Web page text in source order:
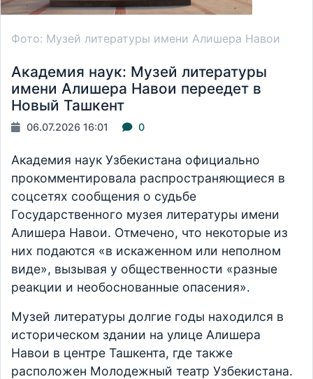
Фото: Музей литературы имени Алишера Навои
Академия наук: Музей литературы
имени Алишера Навои переедет в
Новый Ташкент
06.07.2026 16:01 0
Академия наук Узбекистана официально
прокомментировала распространяющиеся в
соцсетях сообщения о судьбе
Государственного музея литературы имени
Алишера Навои. Отмечено, что некоторые из
них подаются «в искаженном или неполном
виде», вызывая у общественности «разные
реакции и необоснованные опасения».
Музей литературы долгие годы находился в
историческом здании на улице Алишера
Навои в центре Ташкента, где также
расположен Молодежный театр Узбекистана.